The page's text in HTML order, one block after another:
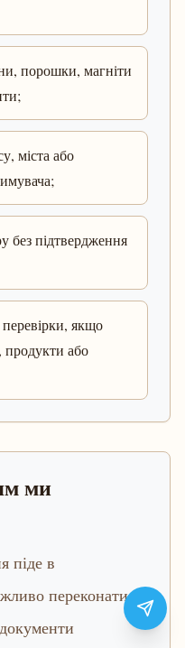
порошки, магніти
міста або
без підтвердження
якщо
продукти або
ми
піде в
переконатися,